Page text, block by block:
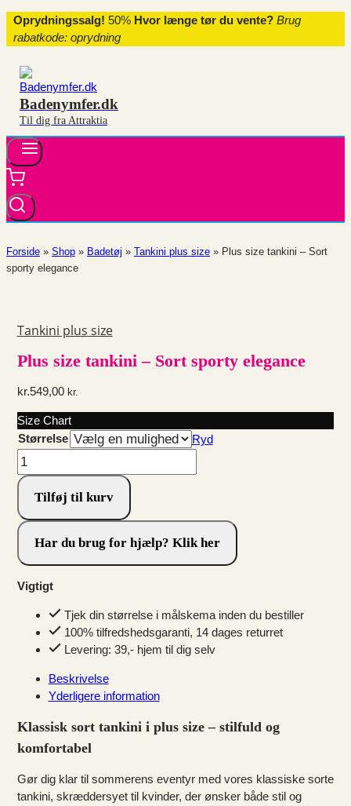
Fortsæt
Oprydningssalg! 50% Hvor længe tør du vente? Brug
rabatkode: oprydning
Badenymfer.dk
Til dig fra Attraktia
Forside » Shop » Badetøj » Tankini plus size » Plus size tankini – Sort
sporty elegance
Tankini plus size
Plus size tankini – Sort sporty elegance
kr.549,00 kr.
Size Chart
Størrelse
Ryd
Plus
size
tankini
-
Sort
sporty
elegance
Tilføj til kurv
Har du brug for hjælp? Klik her
Vigtigt
Tjek din størrelse i målskema inden du bestiller
100% tilfredshedsgaranti, 14 dages returret
Levering: 39,- hjem til dig selv
Beskrivelse
Yderligere information
Klassisk sort tankini i plus size – stilfuld og
komfortabel
Gør dig klar til sommerens eventyr med vores klassiske sorte
tankini, skræddersyet til kvinder, der ønsker både stil og